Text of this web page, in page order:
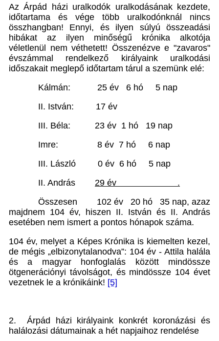
Az Árpád házi uralkodók uralkodásának kezdete,
időtartama és vége több uralkodónknál nincs
összhangban! Ennyi, és ilyen súlyú összeadási
hibákat az ilyen minőségű krónika alkotója
véletlenül nem véthetett! Összenézve e "zavaros"
évszámmal rendelkező királyaink uralkodási
időszakait meglepő időtartam tárul a szemünk elé:
Kálmán: 25 év 6 hó 5 nap
II. István: 17 év
III. Béla: 23 év 1 hó 19 nap
Imre: 8 év 7 hó 6 nap
III. László 0 év 6 hó 5 nap
II. András 29 év .
Összesen 102 év 20 hó 35 nap, azaz
majdnem 104 év, hiszen II. István és II. András
esetében nem ismert a pontos hónapok száma.
104 év, melyet a Képes Krónika is kiemelten kezel,
de mégis „elbizonytalanodva”: 104 év - Attila halála
és a magyar honfoglalás között mindössze
ötgenerációnyi távolságot, és mindössze 104 évet
vezetnek le a krónikáink! [5]
2. Árpád házi királyaink konkrét koronázási és
halálozási dátumainak a hét napjaihoz rendelése